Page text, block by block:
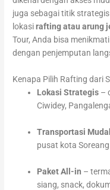
juga sebagai titik
lokasirafting atau arung
Tour, Anda bisa
dengan penjemputan
Kenapa Pilih Rafting dari
Lokasi Strategis –
Ciwidey,
Transportasi
pusat kota
Paket All-in –
siang, snack,